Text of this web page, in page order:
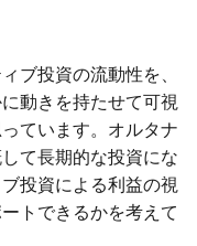
ブ投資の流動性を、
動きを持たせて可視
ています。オルタナ
て長期的な投資にな
投資による利益の視
トできるかを考えて